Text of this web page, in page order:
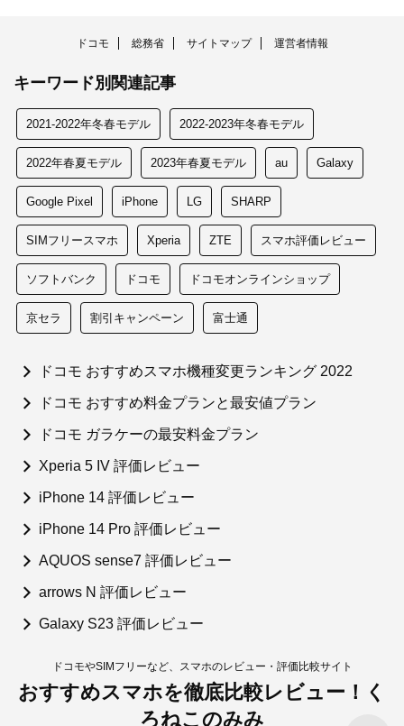
ドコモ 総務省 サイトマップ 運営者情報
キーワード別関連記事
2021-2022年冬春モデル 2022-2023年冬春モデル
2022年春夏モデル 2023年春夏モデル au Galaxy
Google Pixel iPhone LG SHARP
SIMフリースマホ Xperia ZTE スマホ評価レビュー
ソフトバンク ドコモ ドコモオンラインショップ
京セラ 割引キャンペーン 富士通
ドコモ おすすめスマホ機種変更ランキング 2022
ドコモ おすすめ料金プランと最安値プラン
ドコモ ガラケーの最安料金プラン
Xperia 5 IV 評価レビュー
iPhone 14 評価レビュー
iPhone 14 Pro 評価レビュー
AQUOS sense7 評価レビュー
arrows N 評価レビュー
Galaxy S23 評価レビュー
ドコモやSIMフリーなど、スマホのレビュー・評価比較サイト
おすすめスマホを徹底比較レビュー！く
ろねこのみみ